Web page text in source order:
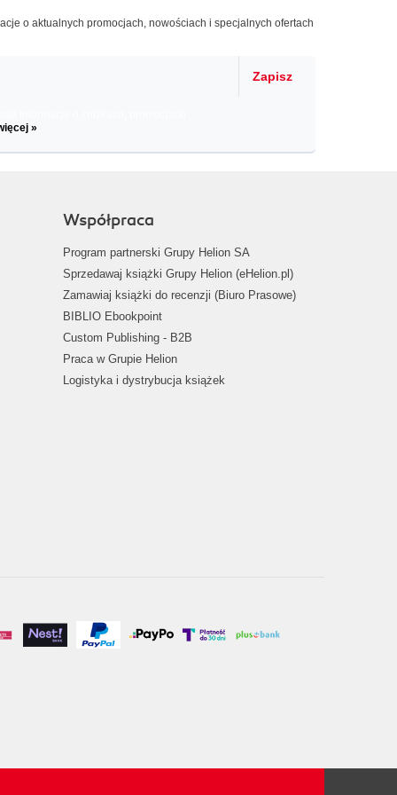
o aktualnych promocjach, nowościach i specjalnych ofertach
Zapisz
»
Współpraca
Program partnerski Grupy Helion SA
Sprzedawaj książki Grupy Helion (eHelion.pl)
Zamawiaj książki do recenzji (Biuro Prasowe)
BIBLIO Ebookpoint
Custom Publishing - B2B
Praca w Grupie Helion
Logistyka i dystrybucja książek